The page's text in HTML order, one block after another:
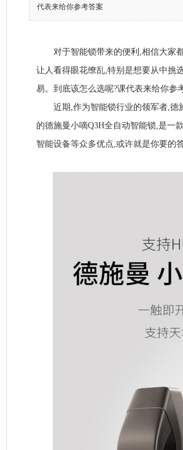
代表来给你参考答案
对于智能锁带来的便利,相信大家都
让人看得眼花缭乱,特别是想要从中挑
易。到底该怎么选呢?课代表来给你参
近期,作为智能锁行业的领军者,德
的德施曼小嘀Q3H全自动智能锁,是一
智能设备等众多优点,或许就是你要的